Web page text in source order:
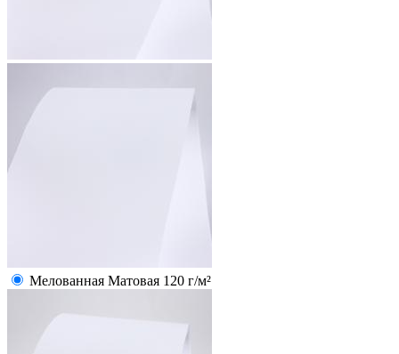
Мелованная Матовая 120 г/м²